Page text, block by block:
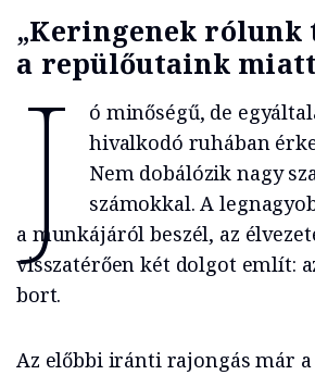
„Keringenek rólunk
a repülőutaink
J
ó minőségű, de
hivalkodó ruhában
Nem dobálózik nagy
számokkal. A
a munkájáról beszél, az
visszatérően két dolgot említ:
bort.
Az előbbi iránti rajongás már a